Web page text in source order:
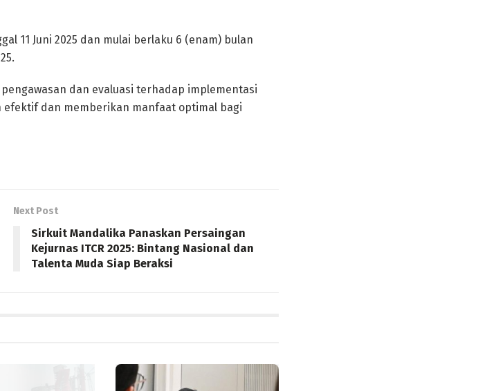
11 Juni 2025 dan mulai berlaku 6 (enam) bulan
dan evaluasi terhadap implementasi
efektif dan memberikan manfaat optimal bagi
Next Post
Sirkuit Mandalika Panaskan Persaingan
Kejurnas ITCR 2025: Bintang Nasional dan
Talenta Muda Siap Beraksi